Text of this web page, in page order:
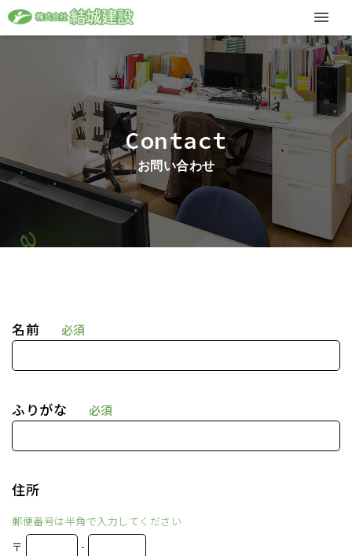
Contact
お問い合わせ
名前 必須
ふりがな 必須
住所
郵便番号は半角で入力してください
〒 -